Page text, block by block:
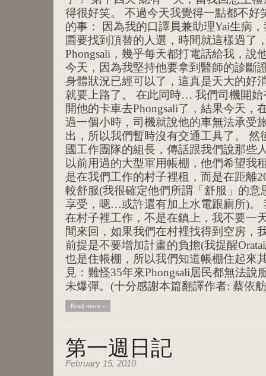
得很好笑。 不過今天我覺得一點都不好
的事： 因為我的口譯員兼助理Yai生病
圖要找到頂替的人選，時間就這樣過了
Phongsali，幾乎每天都打電話給我，說
今天，因為我堅持他要拿到醫師的診斷
身體狀況已經可以了，這真是天大的好
就要上路了。 在此同時… 我們司機開
開他的卡車去Phongsali了，結果今天，
過一個小時，司機就說他的車無法承受
出，所以我們暫時沒有交通工具了。
國工作團隊的組長，傳話跟我們說那些
以前用過的大型軍用帳棚，他們希望我
是在我們工作的村子裡租，而是在距離
較舒服(我很確定他們所謂「舒服」的意
享受，嗯…或許還有加上水電跟廁所)。
在村子裡工作，不是在鎮上，我不要一
間來回，如果我們在村裡找得到空房，
前提是不要增加計畫的負擔(我提醒
也是住帳棚，所以我們知道帳棚住起來
見：難怪35年來Phongsali居民都無法說
未爆彈。(十分感謝本篇翻譯作者: 蔡依
Read more »
第一週日記
February 15, 2010